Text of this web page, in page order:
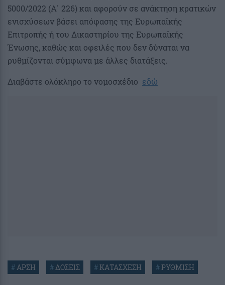
5000/2022 (Α΄ 226) και αφορούν σε ανάκτηση κρατικών
ενισχύσεων βάσει απόφασης της Ευρωπαϊκής
Επιτροπής ή του Δικαστηρίου της Ευρωπαϊκής
Ένωσης, καθώς και οφειλές που δεν δύναται να
ρυθμίζονται σύμφωνα με άλλες διατάξεις.
Διαβάστε ολόκληρο το νομοσχέδιο εδώ
# ΑΡΣΗ # ΔΟΣΕΙΣ #ΚΑΤΑΣΧΕΣΗ #ΡΥΘΜΙΣΗ